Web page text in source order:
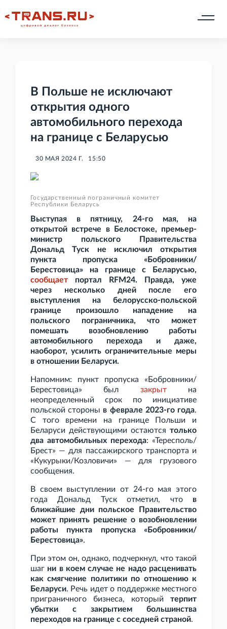
В Польше не исключают
открытия одного
автомобильного перехода
на границе с Беларусью
30 МАЯ 2024 Г. 15:50
Государственный пограничный комитет
Республики Беларусь
Выступая в пятницу, 24-го мая, на
открытой встрече в Белостоке, премьер-
министр польского Правительства
Дональд Туск не исключил открытия
пункта пропуска «Бобровники/
Берестовица» на границе с Беларусью,
сообщает портал RFM24. Правда, уже
через несколько дней после его
выступления на белорусско-польской
границе произошло нападение на
польского пограничника, что может
помешать возобновлению работы
автомобильного перехода и даже,
наоборот, усилить ограничительные меры
в отношении Беларуси.
Напомним: пункт пропуска «Бобровники/
Берестовица» был закрытна
неопределенный срок по инициативе
польской стороны в феврале 2023-го года.
С того времени на границе Польши и
Беларуси действующими остаются только
два автомобильных перехода: «Тересполь/
Брест» — для пассажирского транспорта и
«Кукурыки/Козловичи» — для грузового
сообщения.
В своем выступлении от 24-го мая этого
года Дональд Туск отметил, что в
ближайшие дни польское Правительство
может принять решение о возобновлении
работы пункта пропуска «Бобровники/
Берестовица».
При этом он, однако, подчеркнул, что такой
шаг ни в коем случае не надо расценивать
как смягчение политики по отношению к
Беларуси. Речь идет о поддержке местного
приграничного бизнеса, который терпит
убытки с закрытием большинства
переходов на границе с соседней страной.